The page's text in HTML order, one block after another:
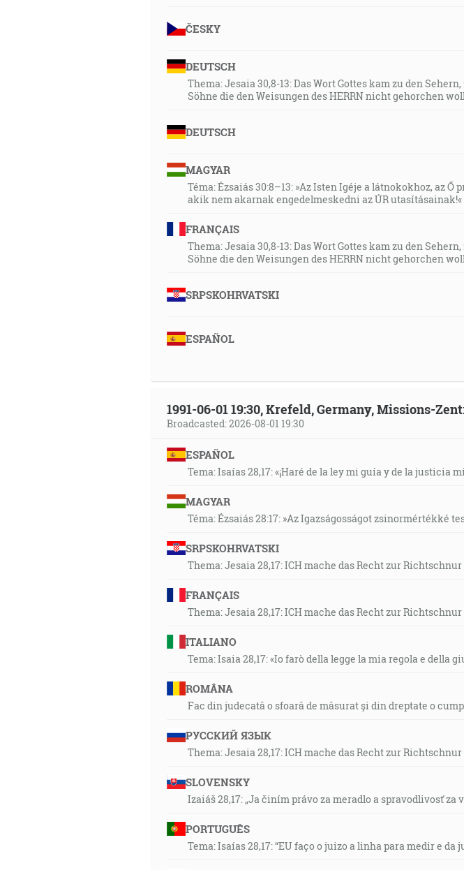
ČESKY
DEUTSCH
Thema: Jesaia 30,8-13: Das Wort Gottes kam zu den
Söhne die den Weisungen des HERRN nicht gehorchen
DEUTSCH
MAGYAR
Téma: Ézsaiás 30:8–13: »Az Isten Igéje a látnokokhoz, az
akik nem akarnak engedelmeskedni az ÚR utasításainak!«
FRANÇAIS
Thema: Jesaia 30,8-13: Das Wort Gottes kam zu den
Söhne die den Weisungen des HERRN nicht gehorchen
SRPSKOHRVATSKI
ESPAÑOL
1991-06-01 19:30, Krefeld, Germany, Missions-
Broadcasted: 2026-08-01 19:30
ESPAÑOL
Tema: Isaías 28,17: «¡Haré de la ley mi guía y de la justicia
MAGYAR
Téma: Ézsaiás 28:17: »Az Igazságosságot zsinormértékké
SRPSKOHRVATSKI
Thema: Jesaia 28,17: ICH mache das Recht zur
FRANÇAIS
Thema: Jesaia 28,17: ICH mache das Recht zur
ITALIANO
Tema: Isaia 28,17: «Io farò della legge la mia regola e della
ROMÂNA
Fac din judecată o sfoară de măsurat și din dreptate o
РУССКИЙ ЯЗЫК
Thema: Jesaia 28,17: ICH mache das Recht zur
SLOVENSKY
Izaiáš 28,17: „Ja činím právo za meradlo a spravodlivosť za
PORTUGUÊS
Tema: Isaías 28,17: “EU faço o juizo a linha para medir e da